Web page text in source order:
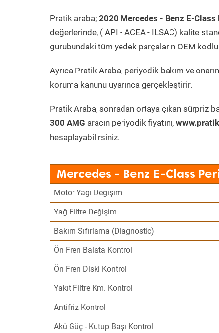
Pratik araba; 2020 Mercedes - Benz E-Class
değerlerinde, ( API - ACEA - ILSAC) kalite
gurubundaki tüm yedek parçaların OEM
Ayrıca Pratik Araba, periyodik bakım ve
koruma kanunu uyarınca gerçekleştirir.
Pratik Araba, sonradan ortaya çıkan sürpriz
300 AMG aracın periyodik fiyatını,
hesaplayabilirsiniz.
Mercedes - Benz E-Class
Motor Yağı Değişim
Yağ Filtre Değişim
Bakım Sıfırlama (Diagnostic)
Ön Fren Balata Kontrol
Ön Fren Diski Kontrol
Yakıt Filtre Km. Kontrol
Antifriz Kontrol
Akü Güç - Kutup Başı Kontrol